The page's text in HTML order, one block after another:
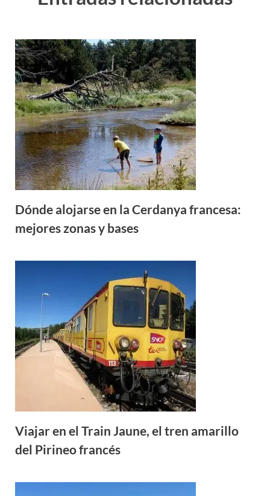
Dónde alojarse en la Cerdanya francesa:
mejores zonas y bases
Viajar en el Train Jaune, el tren amarillo
del Pirineo francés